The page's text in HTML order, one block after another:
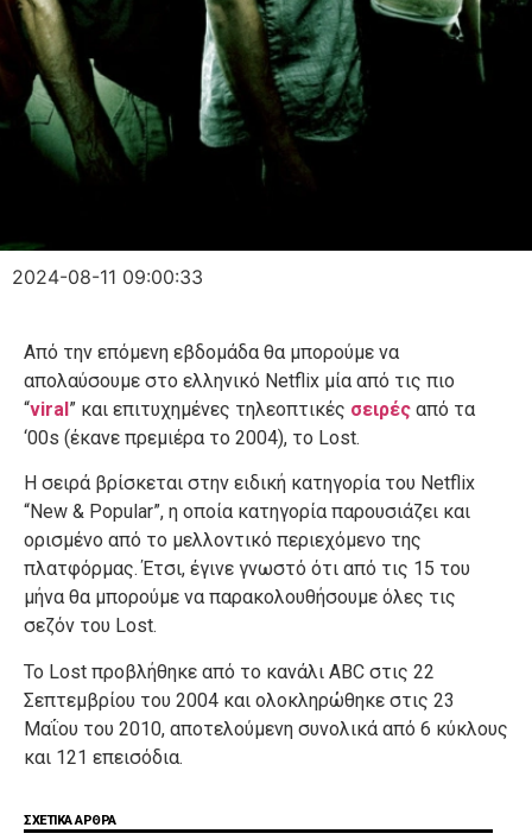
2024-08-11 09:00:33
Από την επόμενη εβδομάδα θα μπορούμε να
απολαύσουμε στο ελληνικό Netflix μία από τις πιο
“viral” και επιτυχημένες τηλεοπτικές σειρές από τα
‘00s (έκανε πρεμιέρα το 2004), το Lost.
Η σειρά βρίσκεται στην ειδική κατηγορία του Netflix
“New & Popular”, η οποία κατηγορία παρουσιάζει και
ορισμένο από το μελλοντικό περιεχόμενο της
πλατφόρμας. Έτσι, έγινε γνωστό ότι από τις 15 του
μήνα θα μπορούμε να παρακολουθήσουμε όλες τις
σεζόν του Lost.
Το Lost προβλήθηκε από το κανάλι ABC στις 22
Σεπτεμβρίου του 2004 και ολοκληρώθηκε στις 23
Μαΐου του 2010, αποτελούμενη συνολικά από 6 κύκλους
και 121 επεισόδια.
ΣΧΕΤΙΚΑ ΑΡΘΡΑ